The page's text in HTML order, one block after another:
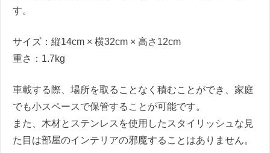
す。
サイズ：縦14cm × 横32cm × 高さ12cm
重さ：1.7kg
車載する際、場所を取ることなく積むことができ、家庭
でも小スペースで保管することが可能です。
また、木材とステンレスを使用したスタイリッシュな見
た目は部屋のインテリアの邪魔することはありません。